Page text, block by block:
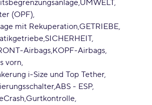
UMWELT
(OPF)
mit Rekuperation GETRIEBE
SICHERHEIT
Airbags KOPF-Airbags
vorn
i-Size und Top Tether
ABS - ESP
Gurtkontrolle